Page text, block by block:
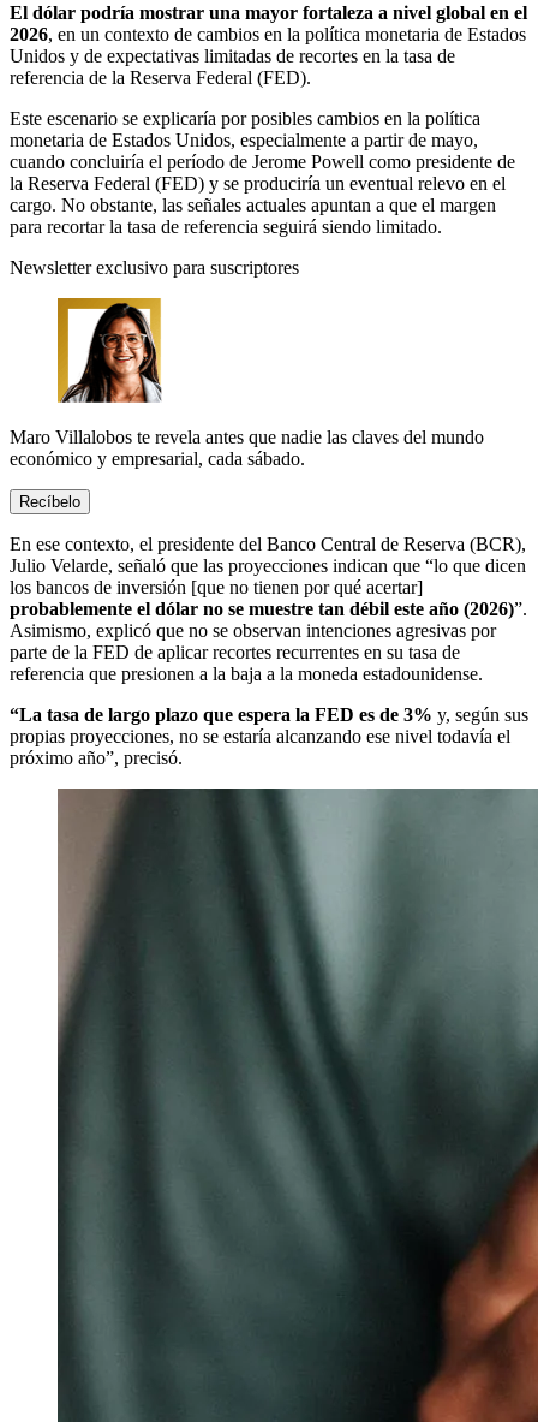
El dólar podría mostrar una mayor fortaleza a nivel global en el
2026, en un contexto de cambios en la política monetaria de Estados
Unidos y de expectativas limitadas de recortes en la tasa de
referencia de la Reserva Federal (FED).
Este escenario se explicaría por posibles cambios en la política
monetaria de Estados Unidos, especialmente a partir de mayo,
cuando concluiría el período de Jerome Powell como presidente de
la Reserva Federal (FED) y se produciría un eventual relevo en el
cargo. No obstante, las señales actuales apuntan a que el margen
para recortar la tasa de referencia seguirá siendo limitado.
Newsletter exclusivo para suscriptores
Maro Villalobos te revela antes que nadie las claves del mundo
económico y empresarial, cada sábado.
Recíbelo
En ese contexto, el presidente del Banco Central de Reserva (BCR),
Julio Velarde, señaló que las proyecciones indican que “lo que dicen
los bancos de inversión [que no tienen por qué acertar]
probablemente el dólar no se muestre tan débil este año (2026)”.
Asimismo, explicó que no se observan intenciones agresivas por
parte de la FED de aplicar recortes recurrentes en su tasa de
referencia que presionen a la baja a la moneda estadounidense.
“La tasa de largo plazo que espera la FED es de 3% y, según sus
propias proyecciones, no se estaría alcanzando ese nivel todavía el
próximo año”, precisó.